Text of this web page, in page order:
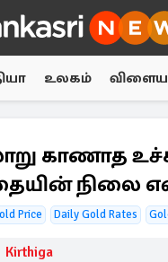
உலகம்
காணாத
நிலை
Price Daily Gold Rates
Kirthiga